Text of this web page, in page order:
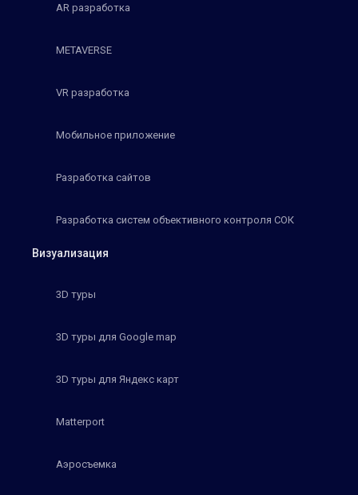
AR разработка
METAVERSE
VR разработка
Мобильное приложение
Разработка сайтов
Разработка систем объективного контроля СОК
Визуализация
3D туры
3D туры для Google map
3D туры для Яндекс карт
Matterport
Аэросъемка